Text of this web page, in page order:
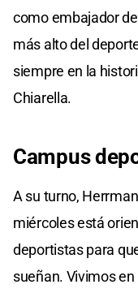
como embajador
más alto del
siempre en la
Chiarella.
Campus
A su turno,
miércoles está
deportistas para
sueñan. Vivimos